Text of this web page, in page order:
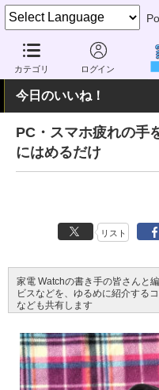
カテゴリ ログイン
家電 Watch ヘルスケア
今日のいいね！
PC・スマホ疲れの手
にはめるだけ
リスト
家電 Watchの書き手の皆さんと
ビスなどを、ゆるめに紹介する
なども共有します